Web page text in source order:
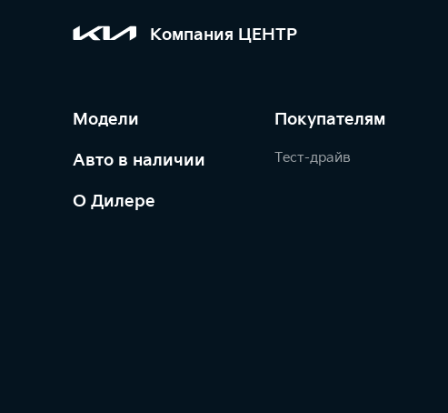
Компания ЦЕНТР
Модели
Авто в наличии
О Дилере
Покупателям
Тест-драйв